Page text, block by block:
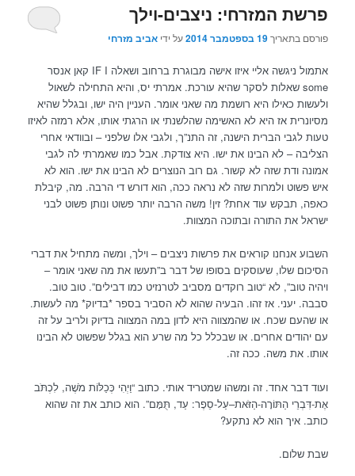
פרשת המזרחי: ניצבים-וילך
פורסם בתאריך19 בספטמבר 2014 על ידיאביב מזרחי
אתמול ניגשה אליי איזו אישה מבוגרת ברחוב ושאלה IF I קאן אנסר
some שאלות לסקר שהיא עורכת. אמרתי יס, והיא התחילה לשאול
ולעשות כאילו היא רושמת מה שאני אומר. העניין היה ישו, ובגלל שהיא
מסיונרית אז היא לא האשימה שהלשנתי או הרגתי אותו, אלא רמזה לאיזו
טעות לגבי הברית הישנה, זה התנ”ך, ולגבי אלו שלפני – ובוודאי אחרי
הצליבה – לא הבינו את ישו. היא צודקת. אבל כמו שאמרתי לה לגבי
אמונה ודת שזה לא קשור. גם רוב הנוצרים לא הבינו את ישו. הוא לא
איש פשוט ולמרות שזה לא נראה ככה, הוא דורש די הרבה. מה, קיבלת
כאפה, תבקש עוד אחת? זין! משה הרבה יותר פשוט ונותן פשוט לבני
ישראל את התורה ובתוכה המצוות.
השבוע אנחנו קוראים את פרשות ניצבים – וילך, ומשה מתחיל את דברי
הסיכום שלו, שעוסקים בסופו של דבר ב”תעשו את מה שאני אומר –
ויהיה טוב”, לא “טוב רוקדים מסביב לטרנזיט כמו דבילים”. טוב טוב.
סבבה. יעני. אז זהו. הבעיה שהוא לא הסביר בספר *בדיוק* מה לעשות.
או שהעם שכח. או שהמצווה היא לדון במה המצווה בדיוק ולריב על זה
עם יהודים אחרים. או שבכלל כל מה שרע הוא בגלל שפשוט לא הבינו
אותו. את משה. ככה זה.
ועוד דבר אחד. זה ומשהו שמטריד אותי. כתוב “וַיְהִי כְּכַלּוֹת מֹשֶׁה, לִכְתֹּב
אֶת-דִּבְרֵי הַתּוֹרָה-הַזֹּאת–עַל-סֵפֶר: עַד, תֻּמָּם”. הוא כותב את זה שהוא
כותב. איך הוא לא נתקע?
שבת שלום.